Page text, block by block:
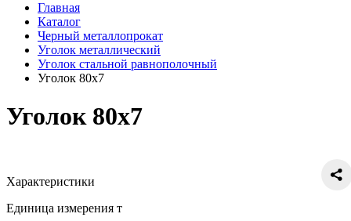
Главная
Каталог
Черный металлопрокат
Уголок металлический
Уголок стальной равнополочный
Уголок 80х7
Уголок 80х7
Характеристики
Единица измерения т